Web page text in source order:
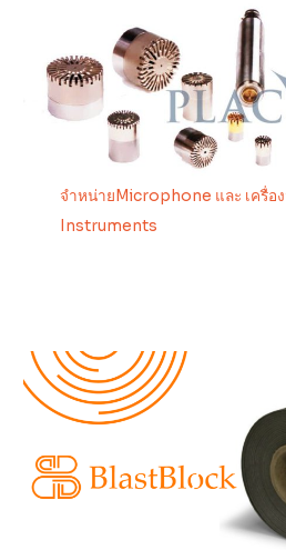
จำหน่ายMicrophone และ เครื่อง
Instruments